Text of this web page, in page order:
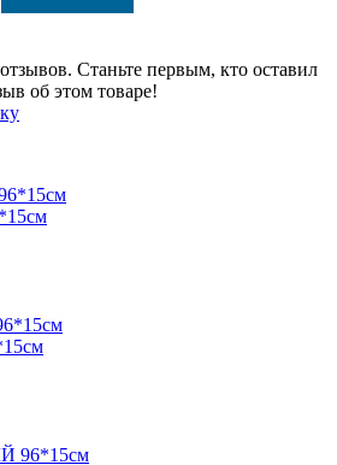
Станьте первым, кто оставил
об этом товаре!